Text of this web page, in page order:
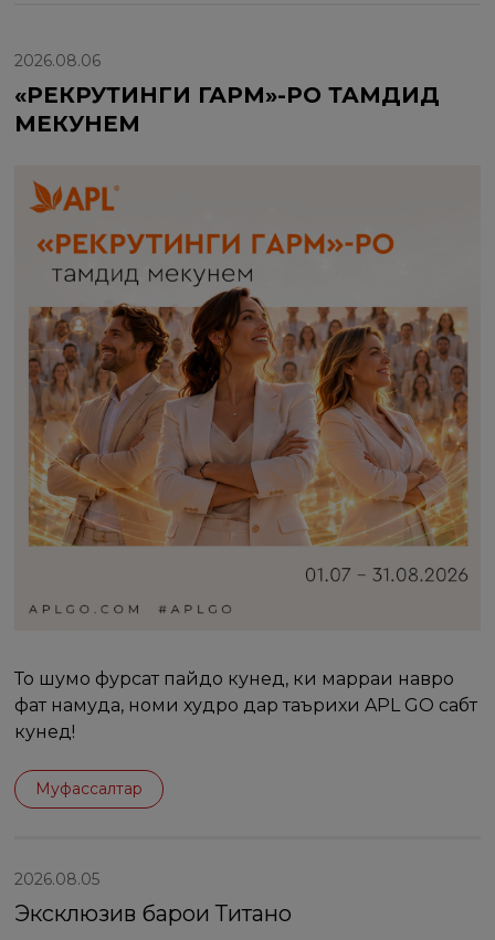
2026.08.06
«РЕКРУТИНГИ ГАРМ»-РО ТАМДИД
МЕКУНЕМ
То шумо фурсат пайдо кунед, ки марраи навро
фатҳ намуда, номи худро дар таърихи APL GO сабт
кунед!
Муфассалтар
2026.08.05
Эксклюзив барои Титанҳо